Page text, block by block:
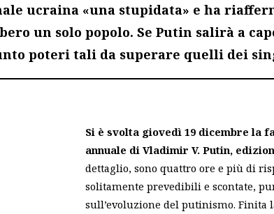
ucraina «una stupidata» e ha
un solo popolo. Se Putin salirà a
poteri tali da superare quelli dei
Si è svolta giovedì 19 dicembre la
annuale di Vladimir V. Putin,
dettaglio, sono quattro ore e più di
solitamente prevedibili e scontate,
sull’evoluzione del putinismo. Finita